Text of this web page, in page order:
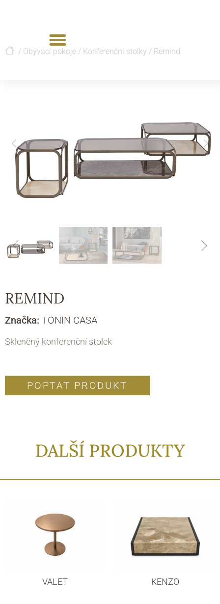
/ Obývací pokoje / Konferenční stolky / Remind
REMIND
Značka: TONIN CASA
Skleněný konferenční stolek
POPTAT PRODUKT
DALŠÍ PRODUKTY
VALET KENZO